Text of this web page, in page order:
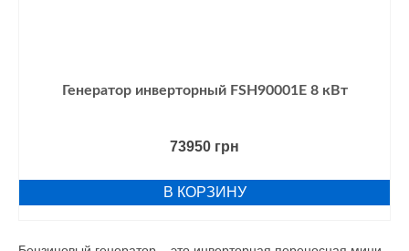
Генератор инверторный FSH90001E 8 кВт
73950 грн
В КОРЗИНУ